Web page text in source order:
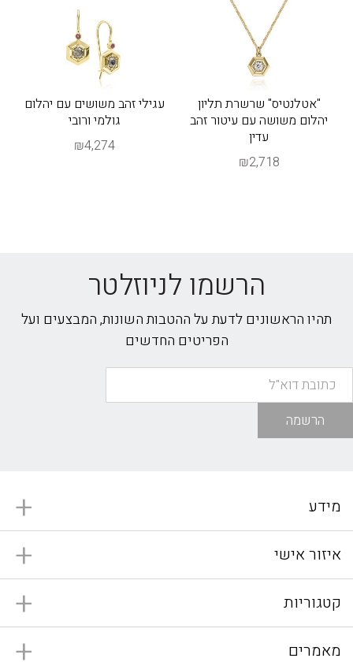
"אטלנטיס" שרשרת תליון
יהלום משושה עם עיטור זהב
עדין
₪2,718
עגילי זהב משושים עם יהלום
גולמי ורובי
₪4,274
הרשמו לניוזלטר
תהיו הראשונים לדעת על ההטבות השונות, המבצעים ועל
הפריטים החדשים
הרשמה
מידע
איזור אישי
קטגוריות
מאמרים